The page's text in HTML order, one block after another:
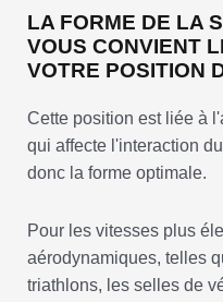
LA FORME DE LA
VOUS CONVIENT
VOTRE POSITION
Cette position est liée à
qui affecte l'interaction
donc la forme optimale.
Pour les vitesses plus
aérodynamiques, telles
triathlons, les selles de